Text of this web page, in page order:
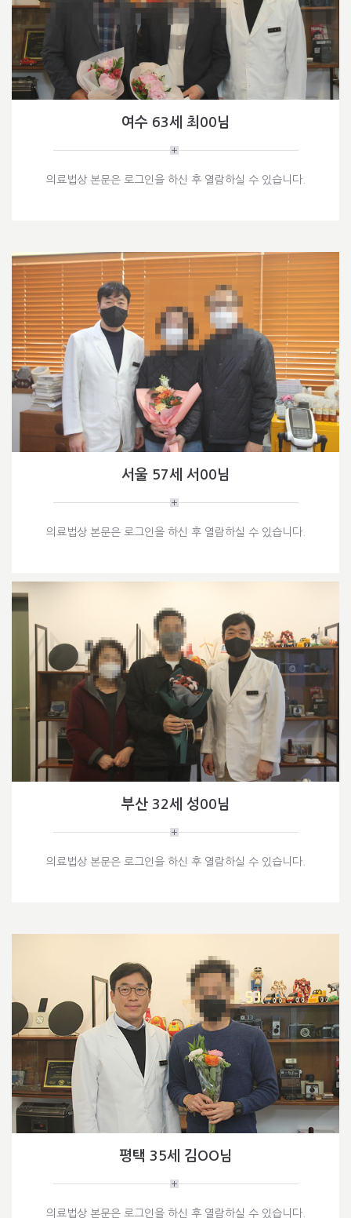
여수 63세 최00님
의료법상 본문은 로그인을 하신 후 열람하실 수 있습니다.
서울 57세 서00님
의료법상 본문은 로그인을 하신 후 열람하실 수 있습니다.
부산 32세 성00님
의료법상 본문은 로그인을 하신 후 열람하실 수 있습니다.
평택 35세 김OO님
의료법상 본문은 로그인을 하신 후 열람하실 수 있습니다.